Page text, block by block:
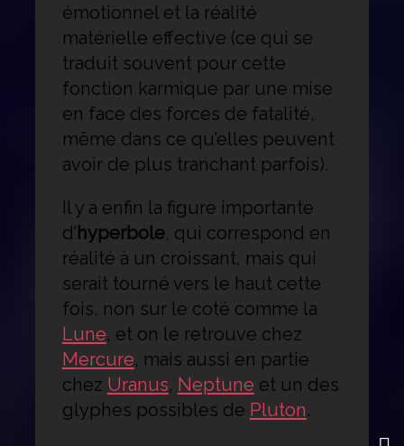
émotionnel et la réalité
matérielle effective (ce qui se
traduit souvent pour cette
fonction karmique par une mise
en face des forces de fatalité,
même dans ce qu’elles peuvent
avoir de plus tranchant parfois).
Il y a enfin la figure importante
d’ hyperbole, qui correspond en
réalité à un croissant, mais qui
serait tourné vers le haut cette
fois, non sur le coté comme la
Lune, et on le retrouve chez
Mercure, mais aussi en partie
chez Uranus, Neptune et un des
glyphes possibles de Pluton.